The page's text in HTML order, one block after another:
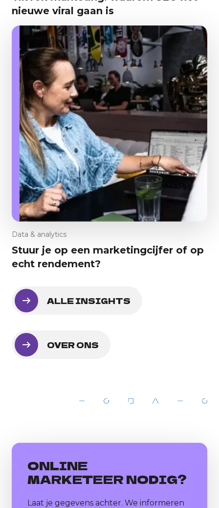
nieuwe viral gaan is
Data & analytics
Stuur je op een marketingcijfer of op
echt rendement?
ALLE INSIGHTS
OVER ONS
ONLINE
MARKETEER NODIG?
Laat je gegevens achter. We informeren